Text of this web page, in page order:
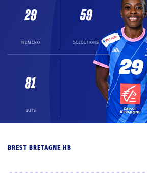
29
NUMÉRO
59
SÉLECTIONS
81
BUTS
BREST BRETAGNE HB